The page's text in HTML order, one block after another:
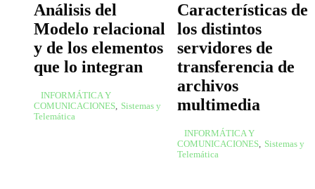
Análisis del
Modelo relacional
y de los elementos
que lo integran
INFORMÁTICA Y
COMUNICACIONES, Sistemas y
Telemática
Características de
los distintos
servidores de
transferencia de
archivos
multimedia
INFORMÁTICA Y
COMUNICACIONES, Sistemas y
Telemática